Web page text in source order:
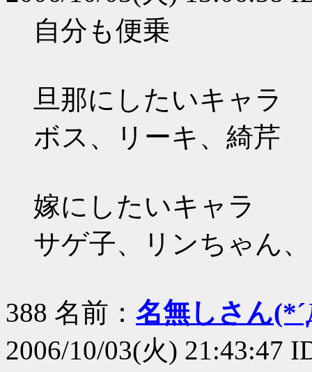
自分も便乗
旦那にしたいキャラ
ボス、リーキ、綺芹
嫁にしたいキャラ
サゲ子、リンちゃん
388 名前： 名無しさん
2006/10/03(火) 21:43:47